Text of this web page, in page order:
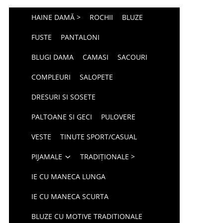
HAINE DAMĂ > ROCHII BLUZE
FUSTE PANTALONI
BLUGI DAMA CAMASI SACOURI
COMPLEURI SALOPETE
DRESURI SI SOSETE
PALTOANE SI GECI PULOVERE
VESTE TINUTE SPORT/CASUAL
PIJAMALE TRADIȚIONALE >
IE CU MANECA LUNGA
IE CU MANECA SCURTA
BLUZE CU MOTIVE TRADITIONALE